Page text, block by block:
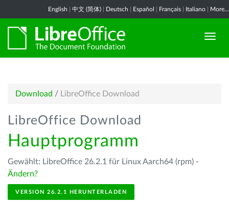
English 中文 (简体) Deutsch Español Français Italiano More...
Download / LibreOffice Download
LibreOffice Download
Hauptprogramm
Gewählt: LibreOffice 26.2.1 für Linux Aarch64 (rpm) -
Ändern?
VERSION 26.2.1 HERUNTERLADEN